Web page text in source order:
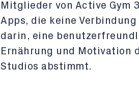
Mitglieder von Active Gym
Apps, die keine
darin, eine
Ernährung und Motivation
Studios abstimmt.